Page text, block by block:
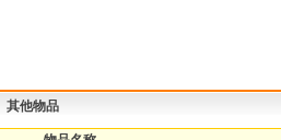
其他物品